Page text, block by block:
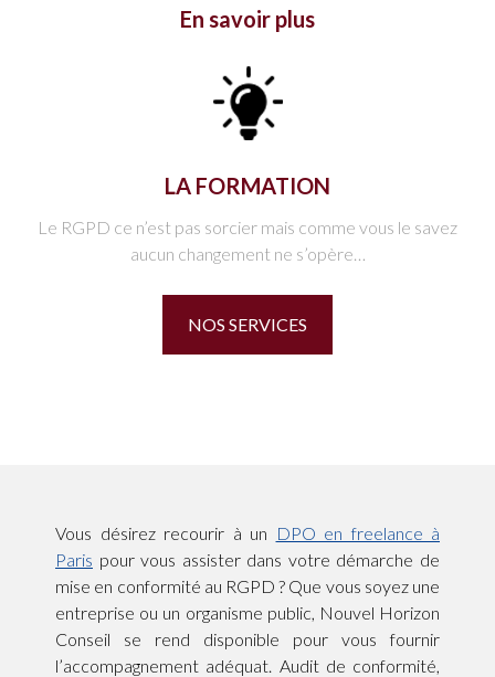
En savoir plus
LA FORMATION
Le RGPD ce n’est pas sorcier mais comme vous le savez
aucun changement ne s’opère…
NOS SERVICES
Vous désirez recourir à un DPO en freelance à
Paris pour vous assister dans votre démarche de
mise en conformité au RGPD ? Que vous soyez une
entreprise ou un organisme public, Nouvel Horizon
Conseil se rend disponible pour vous fournir
l’accompagnement adéquat. Audit de conformité,